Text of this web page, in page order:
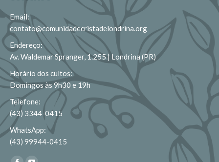
Email:
contato@comunidadecristadelondrina.org
Endereço:
Av. Waldemar Spranger, 1.255 | Londrina (PR)
Horário dos cultos:
Domingos às 9h30 e 19h
Telefone:
(43) 3344-0415
WhatsApp:
(43) 99944-0415